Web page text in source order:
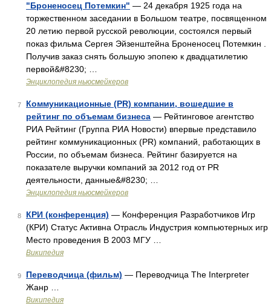
"Броненосец Потемкин" — 24 декабря 1925 года на
торжественном заседании в Большом театре, посвященном
20 летию первой русской революции, состоялся первый
показ фильма Сергея Эйзенштейна Броненосец Потемкин .
Получив заказ снять большую эпопею к двадцатилетию
первой&#8230; …
Энциклопедия ньюсмейкеров
7
Коммуникационные (PR) компании, вошедшие в
рейтинг по объемам бизнеса — Рейтинговое агентство
РИА Рейтинг (Группа РИА Новости) впервые представило
рейтинг коммуникационных (PR) компаний, работающих в
России, по объемам бизнеса. Рейтинг базируется на
показателе выручки компаний за 2012 год от PR
деятельности, данные&#8230; …
Энциклопедия ньюсмейкеров
8 КРИ (конференция) — Конференция Разработчиков Игр
(КРИ) Статус Активна Отрасль Индустрия компьютерных игр
Место проведения В 2003 МГУ …
Википедия
9 Переводчица (фильм) — Переводчица The Interpreter
Жанр …
Википедия